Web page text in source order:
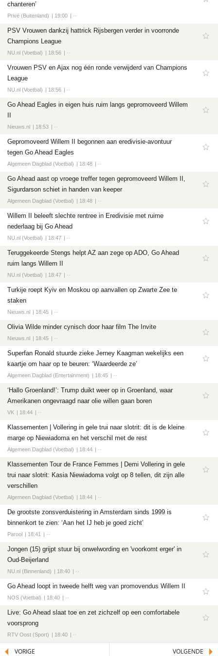
chanteren’
Privé (Buitenland) 19:00 ··
PSV Vrouwen dankzij hattrick Rijsbergen verder in voorronde
Champions League
NU.nl (Voetbal) 18:56 ··
Vrouwen PSV en Ajax nog één ronde verwijderd van Champions
League
NU.nl (Voetbal) 18:56 ··
Go Ahead Eagles in eigen huis ruim langs gepromoveerd Willem
Nieuws.nl 18:53 ··
Gepromoveerd Willem II begonnen aan eredivisie-avontuur
tegen Go Ahead Eagles
Algemeen Dagblad (Voetbal) 18:48 ··
Go Ahead aast op vroege treffer tegen gepromoveerd Willem II,
Sigurdarson schiet in handen van keeper
Algemeen Dagblad (Voetbal) 18:48 ··
Willem II beleeft slechte rentree in Eredivisie met ruime
nederlaag bij Go Ahead
NU.nl (Voetbal) 18:47 ··
Teruggekeerde Stengs helpt AZ aan zege op ADO, Go Ahead
ruim langs Willem II
NU.nl (Voetbal) 18:47 ··
Turkije roept Kyiv en Moskou op aanvallen op Zwarte Zee te
staken
Nieuws.nl 18:45 ··
Olivia Wilde minder cynisch door haar film The Invite
Nieuws.nl 18:45 ··
Superfan Ronald stuurde zieke Jerney Kaagman wekelijks een
kaartje om haar op te beuren: ‘Waardeerde ze’
Algemeen Dagblad (Entertainment) 18:45 ··
‘Hallo Groenland!’: Trump duikt weer op in Groenland, waar
Amerikanen ongevraagd naar olie willen gaan boren
VK 18:44 ··
Klassementen | Vollering in gele trui naar slotrit: dit is de kleine
marge op Niewiadoma en het verschil met de rest
Algemeen Dagblad (Voetbal) 18:44 ··
Klassementen Tour de France Femmes | Demi Vollering in gele
trui naar slotrit: Kasia Niewiadoma volgt op 8 tellen, dit zijn alle
verschillen
Algemeen Dagblad (Voetbal) 18:44 ··
De grootste zonsverduistering in Amsterdam sinds 1999 is
binnenkort te zien: ‘Aan het IJ heb je goed zicht’
Parool 18:41 ··
Jongen (15) grijpt stuur bij onwelwording en 'voorkomt erger' in
Oud-Beijerland
NU.nl (Binnenland) 18:40 ··
Go Ahead loopt in tweede helft weg van promovendus Willem II
NOS (Voetbal) 18:40 ··
Live: Go Ahead slaat toe en zet zichzelf op een comfortabele
voorsprong
RTV Oost (Sport) 18:40 ··
VORIGE VOLGENDE